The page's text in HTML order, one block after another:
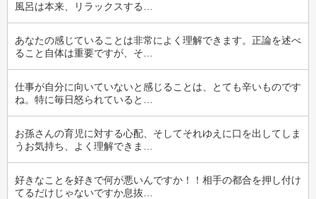
風呂は本来、リラックスする…
あなたの感じていることは非常によく理解できます。正論を述べ
ること自体は重要ですが、そ…
仕事が自分に向いていないと感じることは、とても辛いものです
ね。特に毎日怒られていると…
お孫さんの育児に対する心配、そしてそれゆえに口を出してしま
うお気持ち、よく理解できま…
好きなことを好きで何が悪いんですか！！相手の都合を押し付け
てるだけじゃないですか息抜…